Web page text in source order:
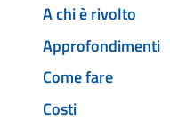
A chi è rivolto
Approfondimenti
Come fare
Costi